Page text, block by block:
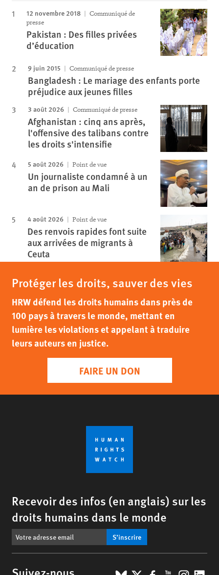
12 novembre 2018
Communiqué de
presse
Pakistan : Des filles privées
d’éducation
9 juin 2015 Communiqué de presse
Bangladesh : Le mariage des enfants porte
préjudice aux jeunes filles
3 août 2026 Communiqué de presse
Afghanistan : cinq ans après,
l'offensive des talibans contre
les droits s'intensifie
5 août 2026 Point de vue
Un journaliste condamné à un
an de prison au Mali
4 août 2026 Point de vue
Des renvois rapides font suite
aux arrivées de migrants à
Ceuta
Protéger les droits, sauver des vies
HRW défend les droits humains dans près de
100 pays à travers le monde, mettant en
lumière les violations et appelant à traduire
leurs auteurs en justice.
FAIRE UN DON
Recevoir des infos (en anglais) sur les
droits humains dans le monde
S’inscrire